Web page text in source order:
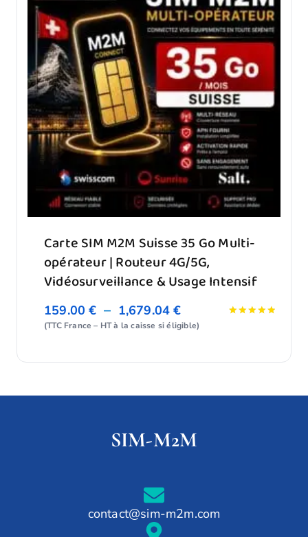
Carte SIM M2M Suisse 35 Go Multi-
opérateur | Routeur 4G/5G,
Vidéosurveillance & Usage Intensif
159.00€ – 1,679.04€
(TTC France – HT à la caisse si éligible)
SIM-M2M
contact@sim-m2m.com